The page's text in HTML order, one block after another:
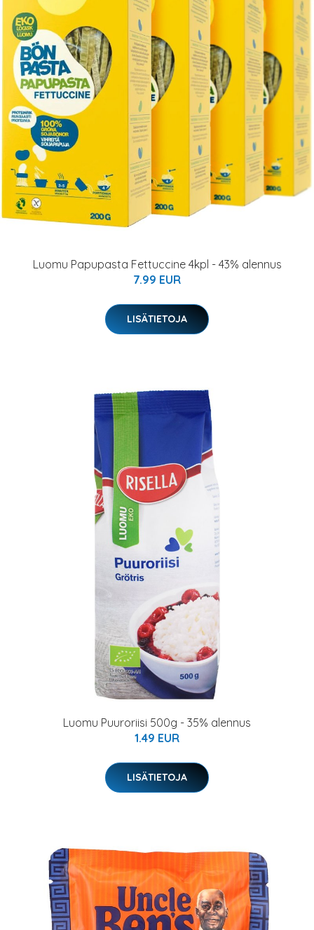
Luomu Papupasta Fettuccine 4kpl - 43% alennus
7.99 EUR
LISÄTIETOJA
Luomu Puuroriisi 500g - 35% alennus
1.49 EUR
LISÄTIETOJA